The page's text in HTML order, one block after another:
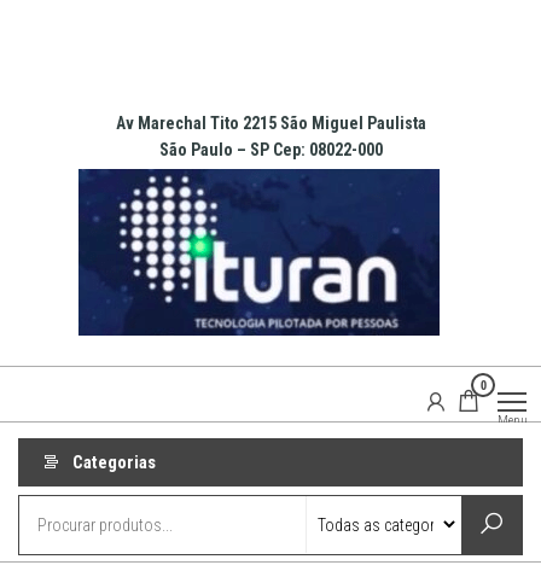
Av Marechal Tito 2215 São Miguel Paulista
São Paulo – SP Cep: 08022-000
0
Menu
Categorias